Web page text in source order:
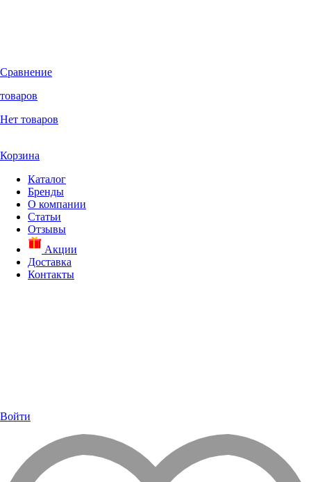
Сравнение
товаров
Нет товаров
Корзина
Каталог
Бренды
О компании
Статьи
Отзывы
Акции
Доставка
Контакты
Войти